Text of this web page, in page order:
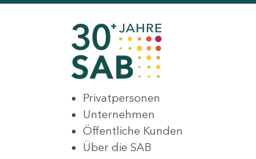
Privatpersonen
Unternehmen
Öffentliche Kunden
Über die SAB